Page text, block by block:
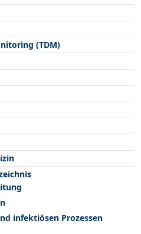
(TDM)
infektiösen Prozessen